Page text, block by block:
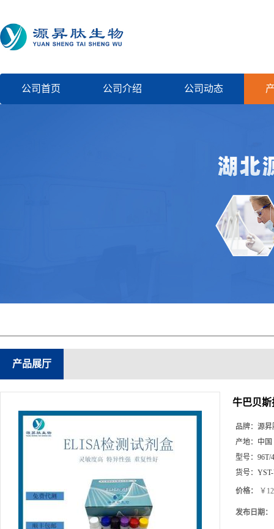
公司首页 公司介绍 公司动态
产品展厅
牛巴贝斯
品牌： 源昇
产地： 中国
型号： 96T/
货号：
价格： ￥
发布日期：